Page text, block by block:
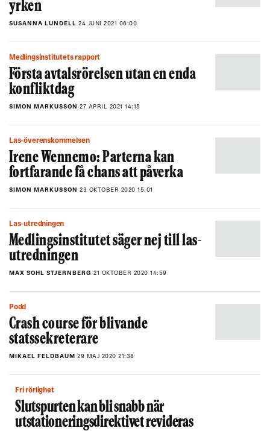
yrken
SUSANNA LUNDELL 24 JUNI 2021 06:00
Medlingsinstitutets rapport
Första avtalsrörelsen utan en enda
konfliktdag
SIMON MARKUSSON 27 APRIL 2021 14:15
Las-överenskommelsen
Irene Wennemo: Parterna kan
fortfarande få chans att påverka
SIMON MARKUSSON 23 OKTOBER 2020 15:01
Las-utredningen
Medlingsinstitutet säger nej till las-
utredningen
MAX SOHL STJERNBERG 21 OKTOBER 2020 14:59
Podd
Crash course för blivande
statssekreterare
MIKAEL FELDBAUM 29 MAJ 2020 21:38
Fri rörlighet
Slutspurten kan bli snabb när
utstationeringsdirektivet revideras